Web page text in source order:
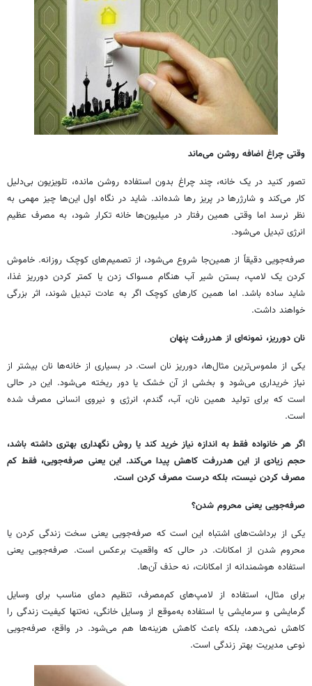
وقتی چراغ اضافه روشن می‌ماند
تصور کنید در یک خانه، چند چراغ بدون استفاده روشن مانده، تلویزیون بی‌دلیل
کار می‌کند و شارژرها در پریز رها شده‌اند. شاید در نگاه اول این‌ها چیز مهمی به
نظر نرسد اما وقتی همین رفتار در میلیون‌ها خانه تکرار شود، به مصرف عظیم
انرژی تبدیل می‌شود.
صرفه‌جویی دقیقاً از همین‌جا شروع می‌شود، از تصمیم‌های کوچک روزانه. خاموش
کردن یک لامپ، بستن شیر آب هنگام مسواک زدن یا کمتر کردن دورریز غذا،
شاید ساده باشد. اما همین کارهای کوچک اگر به عادت تبدیل شوند، اثر بزرگی
خواهند داشت.
نان دورریز، نمونه‌ای از هدررفت پنهان
یکی از ملموس‌ترین مثال‌ها، دورریز نان است. در بسیاری از خانه‌ها نان بیشتر از
نیاز خریداری می‌شود و بخشی از آن خشک یا دور ریخته می‌شود. این در حالی
است که برای تولید همین نان، آب، گندم، انرژی و نیروی انسانی مصرف شده
است.
اگر هر خانواده فقط به اندازه نیاز خرید کند یا روش نگهداری بهتری داشته باشد،
حجم زیادی از این هدررفت کاهش پیدا می‌کند. این یعنی صرفه‌جویی، فقط کم
مصرف کردن نیست، بلکه درست مصرف کردن است.
صرفه‌جویی یعنی محروم شدن؟
یکی از برداشت‌های اشتباه این است که صرفه‌جویی یعنی سخت زندگی کردن یا
محروم شدن از امکانات. در حالی که واقعیت برعکس است. صرفه‌جویی یعنی
استفاده هوشمندانه از امکانات، نه حذف آن‌ها.
برای مثال، استفاده از لامپ‌های کم‌مصرف، تنظیم دمای مناسب برای وسایل
گرمایشی و سرمایشی یا استفاده به‌موقع از وسایل خانگی، نه‌تنها کیفیت زندگی را
کاهش نمی‌دهد، بلکه باعث کاهش هزینه‌ها هم می‌شود. در واقع، صرفه‌جویی
نوعی مدیریت بهتر زندگی است.